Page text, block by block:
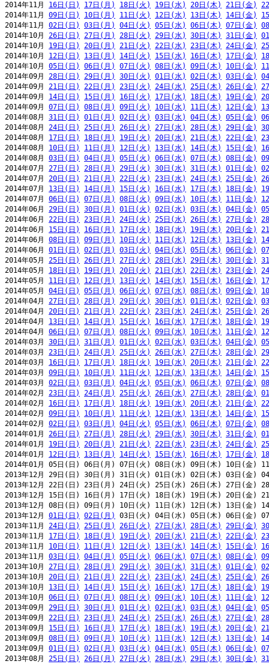
2014年11月 16日(日) 17日(月) 18日(火) 19日(水) 20日(木) 21日(金)
2014年11月 09日(日) 10日(月) 11日(火) 12日(水) 13日(木) 14日(金)
2014年11月 02日(日) 03日(月) 04日(火) 05日(水) 06日(木) 07日(金)
2014年10月 26日(日) 27日(月) 28日(火) 29日(水) 30日(木) 31日(金)
2014年10月 19日(日) 20日(月) 21日(火) 22日(水) 23日(木) 24日(金)
2014年10月 12日(日) 13日(月) 14日(火) 15日(水) 16日(木) 17日(金)
2014年10月 05日(日) 06日(月) 07日(火) 08日(水) 09日(木) 10日(金)
2014年09月 28日(日) 29日(月) 30日(火) 01日(水) 02日(木) 03日(金)
2014年09月 21日(日) 22日(月) 23日(火) 24日(水) 25日(木) 26日(金)
2014年09月 14日(日) 15日(月) 16日(火) 17日(水) 18日(木) 19日(金)
2014年09月 07日(日) 08日(月) 09日(火) 10日(水) 11日(木) 12日(金)
2014年08月 31日(日) 01日(月) 02日(火) 03日(水) 04日(木) 05日(金)
2014年08月 24日(日) 25日(月) 26日(火) 27日(水) 28日(木) 29日(金)
2014年08月 17日(日) 18日(月) 19日(火) 20日(水) 21日(木) 22日(金)
2014年08月 10日(日) 11日(月) 12日(火) 13日(水) 14日(木) 15日(金)
2014年08月 03日(日) 04日(月) 05日(火) 06日(水) 07日(木) 08日(金)
2014年07月 27日(日) 28日(月) 29日(火) 30日(水) 31日(木) 01日(金)
2014年07月 20日(日) 21日(月) 22日(火) 23日(水) 24日(木) 25日(金)
2014年07月 13日(日) 14日(月) 15日(火) 16日(水) 17日(木) 18日(金)
2014年07月 06日(日) 07日(月) 08日(火) 09日(水) 10日(木) 11日(金)
2014年06月 29日(日) 30日(月) 01日(火) 02日(水) 03日(木) 04日(金)
2014年06月 22日(日) 23日(月) 24日(火) 25日(水) 26日(木) 27日(金)
2014年06月 15日(日) 16日(月) 17日(火) 18日(水) 19日(木) 20日(金)
2014年06月 08日(日) 09日(月) 10日(火) 11日(水) 12日(木) 13日(金)
2014年06月 01日(日) 02日(月) 03日(火) 04日(水) 05日(木) 06日(金)
2014年05月 25日(日) 26日(月) 27日(火) 28日(水) 29日(木) 30日(金)
2014年05月 18日(日) 19日(月) 20日(火) 21日(水) 22日(木) 23日(金)
2014年05月 11日(日) 12日(月) 13日(火) 14日(水) 15日(木) 16日(金)
2014年05月 04日(日) 05日(月) 06日(火) 07日(水) 08日(木) 09日(金)
2014年04月 27日(日) 28日(月) 29日(火) 30日(水) 01日(木) 02日(金)
2014年04月 20日(日) 21日(月) 22日(火) 23日(水) 24日(木) 25日(金)
2014年04月 13日(日) 14日(月) 15日(火) 16日(水) 17日(木) 18日(金)
2014年04月 06日(日) 07日(月) 08日(火) 09日(水) 10日(木) 11日(金)
2014年03月 30日(日) 31日(月) 01日(火) 02日(水) 03日(木) 04日(金)
2014年03月 23日(日) 24日(月) 25日(火) 26日(水) 27日(木) 28日(金)
2014年03月 16日(日) 17日(月) 18日(火) 19日(水) 20日(木) 21日(金)
2014年03月 09日(日) 10日(月) 11日(火) 12日(水) 13日(木) 14日(金)
2014年03月 02日(日) 03日(月) 04日(火) 05日(水) 06日(木) 07日(金)
2014年02月 23日(日) 24日(月) 25日(火) 26日(水) 27日(木) 28日(金)
2014年02月 16日(日) 17日(月) 18日(火) 19日(水) 20日(木) 21日(金)
2014年02月 09日(日) 10日(月) 11日(火) 12日(水) 13日(木) 14日(金)
2014年02月 02日(日) 03日(月) 04日(火) 05日(水) 06日(木) 07日(金)
2014年01月 26日(日) 27日(月) 28日(火) 29日(水) 30日(木) 31日(金)
2014年01月 19日(日) 20日(月) 21日(火) 22日(水) 23日(木) 24日(金)
2014年01月 12日(日) 13日(月) 14日(火) 15日(水) 16日(木) 17日(金)
2014年01月 05日(日) 06日(月) 07日(火) 08日(水) 09日(木) 10日(金)
2013年12月 29日(日) 30日(月) 31日(火) 01日(水) 02日(木) 03日(金)
2013年12月 22日(日) 23日(月) 24日(火) 25日(水) 26日(木) 27日(金)
2013年12月 15日(日) 16日(月) 17日(火) 18日(水) 19日(木) 20日(金)
2013年12月 08日(日) 09日(月) 10日(火) 11日(水) 12日(木) 13日(金)
2013年12月 01日(日) 02日(月)
03日(火) 04日(水) 05日(木) 06日(金)
2013年11月 24日(日) 25日(月) 26日(火) 27日(水) 28日(木) 29日(金)
2013年11月 17日(日) 18日(月) 19日(火) 20日(水) 21日(木) 22日(金)
2013年11月 10日(日) 11日(月) 12日(火) 13日(水) 14日(木) 15日(金)
2013年11月 03日(日) 04日(月) 05日(火) 06日(水) 07日(木) 08日(金)
2013年10月 27日(日) 28日(月) 29日(火) 30日(水) 31日(木) 01日(金)
2013年10月 20日(日) 21日(月) 22日(火) 23日(水) 24日(木) 25日(金)
2013年10月 13日(日) 14日(月) 15日(火) 16日(水) 17日(木) 18日(金)
2013年10月 06日(日) 07日(月) 08日(火) 09日(水) 10日(木) 11日(金)
2013年09月 29日(日) 30日(月) 01日(火) 02日(水) 03日(木) 04日(金)
2013年09月 22日(日) 23日(月) 24日(火) 25日(水) 26日(木) 27日(金)
2013年09月 15日(日) 16日(月) 17日(火) 18日(水) 19日(木) 20日(金)
2013年09月 08日(日) 09日(月) 10日(火) 11日(水) 12日(木) 13日(金)
2013年09月 01日(日) 02日(月) 03日(火) 04日(水) 05日(木) 06日(金)
2013年08月 25日(日) 26日(月) 27日(火) 28日(水) 29日(木) 30日(金)